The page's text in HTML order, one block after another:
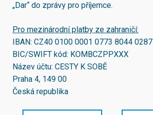
„Dar“ do zprávy pro příjemce.
Pro mezinárodní platby ze zahraničí:
IBAN: CZ40 0100 0001 0773 8044 0287
BIC/SWIFT kód: KOMBCZPPXXX
Název účtu: CESTY K SOBĚ
Praha 4, 149 00
Česká republika